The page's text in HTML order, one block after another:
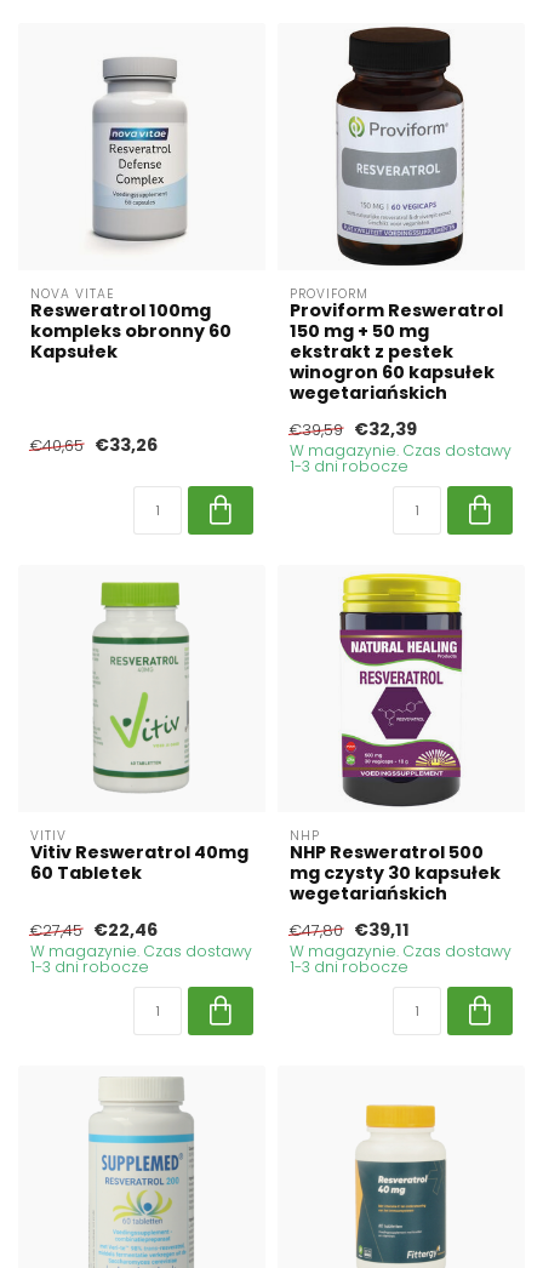
NOVA VITAE
Resweratrol 100mg
kompleks obronny 60
Kapsułek
€40,65 €33,26
PROVIFORM
Proviform Resweratrol
150 mg + 50 mg
ekstrakt z pestek
winogron 60 kapsułek
wegetariańskich
€39,59 €32,39
W magazynie. Czas dostawy
1-3 dni robocze
VITIV
Vitiv Resweratrol 40mg
60 Tabletek
€27,45 €22,46
W magazynie. Czas dostawy
1-3 dni robocze
NHP
NHP Resweratrol 500
mg czysty 30 kapsułek
wegetariańskich
€47,80 €39,11
W magazynie. Czas dostawy
1-3 dni robocze